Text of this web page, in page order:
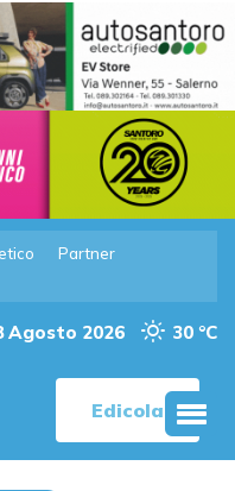
Partner
Agosto 2026 30 °C
Edicola